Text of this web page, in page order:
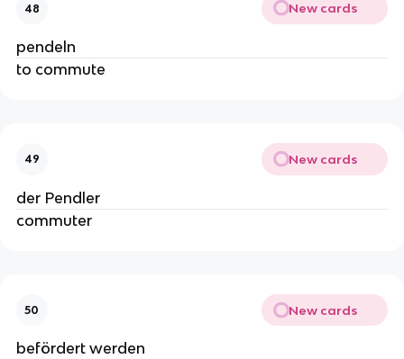
48 New cards
pendeln
to commute
49 New cards
der Pendler
commuter
50 New cards
befördert werden